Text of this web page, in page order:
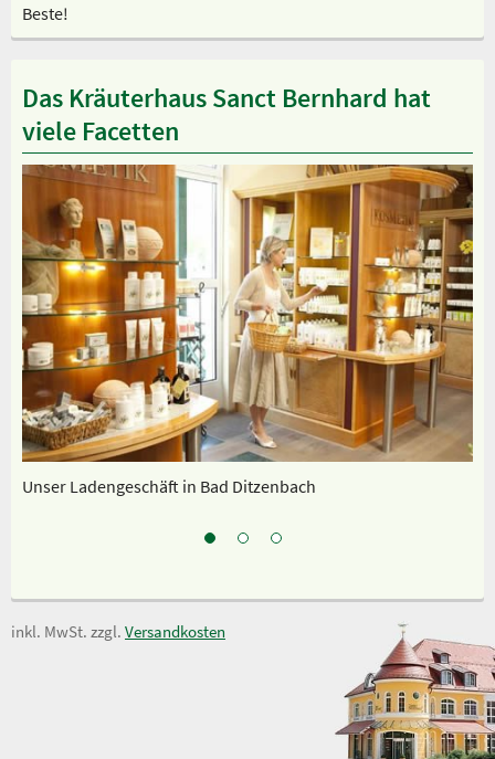
Beste!
Das Kräuterhaus Sanct Bernhard hat
viele Facetten
Unser Ladengeschäft in Bad Ditzenbach
inkl. MwSt. zzgl. Versandkosten